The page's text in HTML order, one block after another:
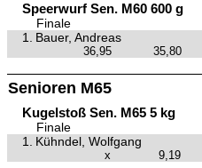
Speerwurf Sen. M60 600 g
Finale
1.
Bauer, Andreas
36,95 35,80
Senioren M65
Kugelstoß Sen. M65 5 kg
Finale
1.
Kühndel, Wolfgang
x 9,19